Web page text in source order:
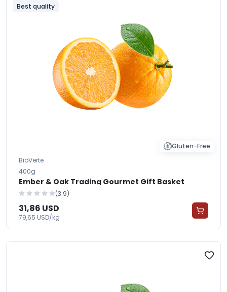
Best quality
Gluten-Free
BioVerte
400g
Ember & Oak Trading Gourmet Gift Basket
(3.9)
31,86 USD
79,65 USD/kg